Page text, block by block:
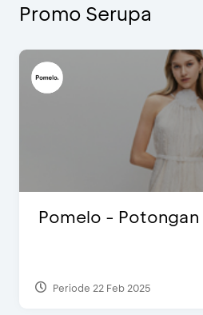
Promo Serupa
Pomelo - Potongan
Periode 22 Feb 2025